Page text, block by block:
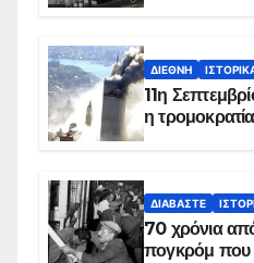
ΔΙΕΘΝΉ
11η
η
ΔΙΑΒΆΣΤΕ
70 χρόνια
πογκρόμ που